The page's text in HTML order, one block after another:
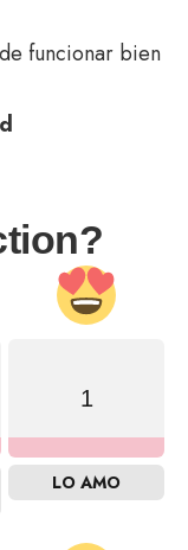
funcionar bien
1
LO AMO